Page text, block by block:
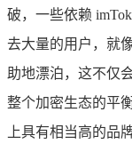
破，一些依赖
去大量的用户，就
助地漂泊，这不仅
整个加密生态的平
上具有相当高的品